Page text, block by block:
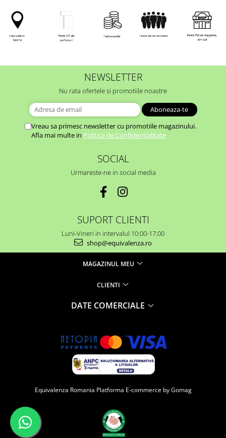
NEWSLETTER
Nu rata ofertele si promotiile noastre
Vreau sa primesc newsletter cu promotiile magazinului.
Afla mai multe in Politica de Confidentialitate
SOCIAL
Urmareste-ne in social media
SUPORT CLIENTI
Luni-Vineri in intervalul 10:00-17:00
shop@equivalenza.ro
MAGAZINUL MEU
CLIENTI
DATE COMERCIALE
Equivalenza Romania Platforma E-commerce by Gomag